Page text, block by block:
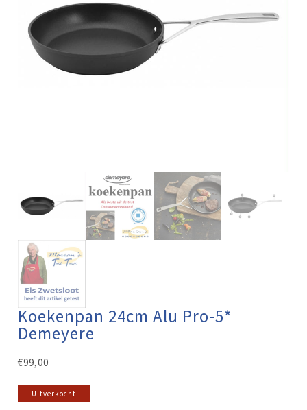
Koekenpan 24cm Alu Pro-5*
Demeyere
€99,00
Uitverkocht